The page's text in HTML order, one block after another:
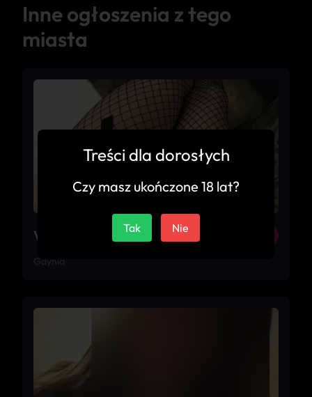
Inne ogłoszenia z tego
miasta
Violetta
Gdynia
Treści dla dorosłych
Czy masz ukończone 18 lat?
Tak Nie